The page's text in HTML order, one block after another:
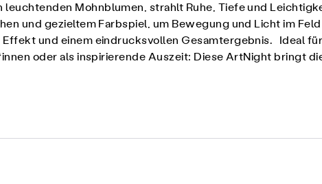
Mohnblumen, strahlt Ruhe, Tiefe und
und gezieltem Farbspiel, um Bewegung und Licht im
und einem eindrucksvollen Gesamtergebnis. Ideal
oder als inspirierende Auszeit: Diese ArtNight bringt